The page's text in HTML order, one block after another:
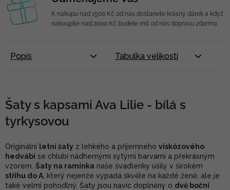
K nákupu nad 1500 Kč od nás dostanete krásný dárek a když
nakoupíte nad 2000 Kč budete mít od nás dopravu zdarma.
Popis Tabulka velikostí
Šaty s kapsami Ava Lilie - bílá s
tyrkysovou
Originální letní šaty z lehkého a příjemného viskózového
hedvábí se chlubí nádhernými sytými barvami a překrásným
vzorem. Šaty na ramínka naše švadlenky ušily v širokém
střihu do A , který nejenže vypadá skvěle na každé ženě, ale je
také velmi pohodlný. Šaty jsou navíc doplněny o dvě boční